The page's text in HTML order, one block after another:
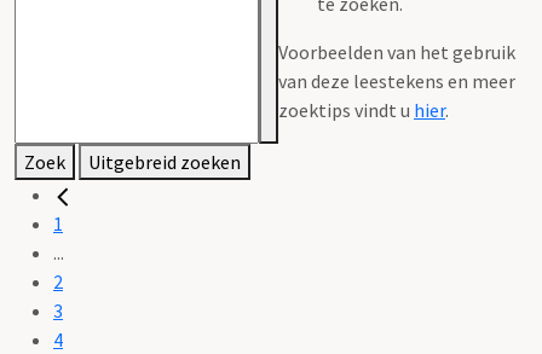
Voorbeelden van het gebruik
van deze leestekens en meer
zoektips vindt u hier.
Zoek Uitgebreid zoeken
1
...
2
3
4